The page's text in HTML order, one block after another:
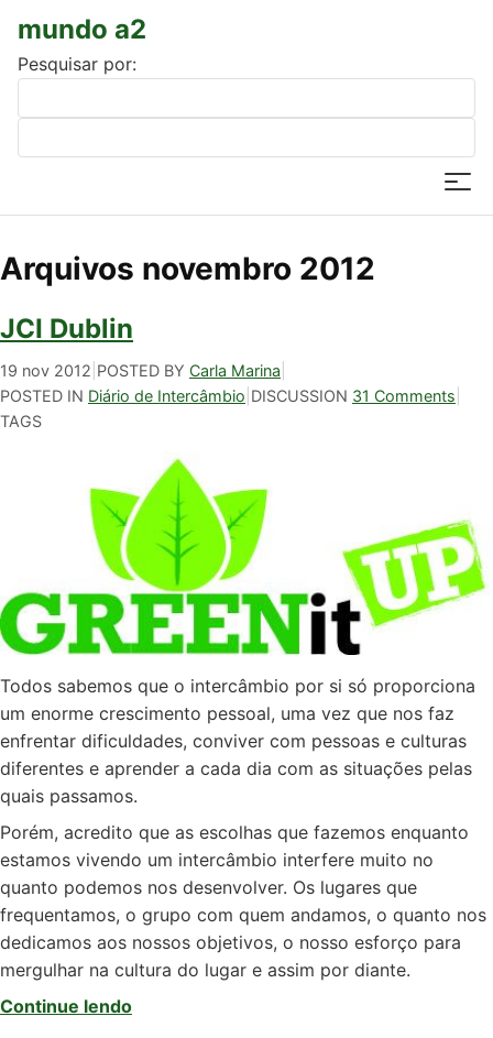
mundo a2
Pesquisar por:
Arquivos novembro 2012
JCI Dublin
19 nov 2012 POSTED BY Carla Marina
POSTED IN Diário de Intercâmbio DISCUSSION 31 Comments
TAGS
Todos sabemos que o intercâmbio por si só proporciona
um enorme crescimento pessoal, uma vez que nos faz
enfrentar dificuldades, conviver com pessoas e culturas
diferentes e aprender a cada dia com as situações pelas
quais passamos.
Porém, acredito que as escolhas que fazemos enquanto
estamos vivendo um intercâmbio interfere muito no
quanto podemos nos desenvolver. Os lugares que
frequentamos, o grupo com quem andamos, o quanto nos
dedicamos aos nossos objetivos, o nosso esforço para
mergulhar na cultura do lugar e assim por diante.
Continue lendo